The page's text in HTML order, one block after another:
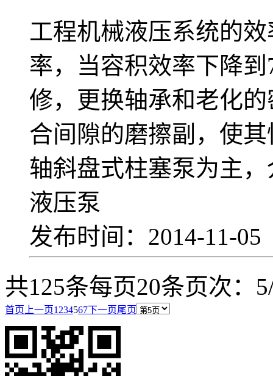
工程机械液压系统的
率，当容积效率下降
修，更换轴承和老化
合间隙的磨擦副，使
轴斜盘式柱塞泵为主
液压泵
发布时间：2014-11-
共125条每页20条页次：
首页 上一页1 234567下一页尾页